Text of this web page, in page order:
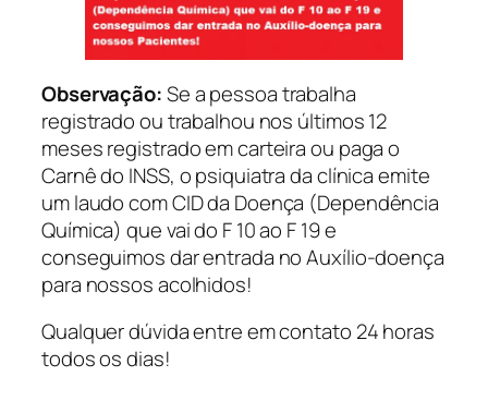
Observação:Se a pessoa trabalha
registrado ou trabalhou nos últimos 12
meses registrado em carteira ou paga o
Carnê do INSS, o psiquiatra da clínica emite
um laudo com CID da Doença (Dependência
Química) que vai do F 10 ao F 19 e
conseguimos dar entrada no Auxílio-doença
para nossos acolhidos!
Qualquer dúvida entre em contato 24 horas
todos os dias!